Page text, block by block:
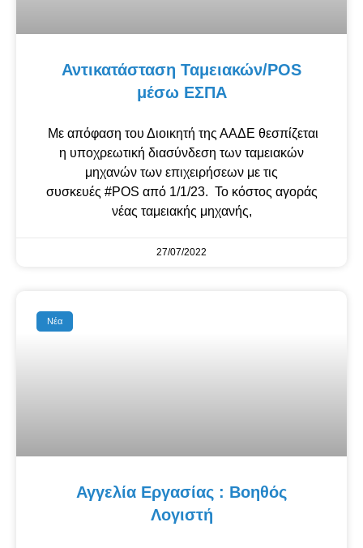
Αντικατάσταση Ταμειακών/POS
μέσω ΕΣΠΑ
Με απόφαση του Διοικητή της ΑΑΔΕ θεσπίζεται
η υποχρεωτική διασύνδεση των ταμειακών
μηχανών των επιχειρήσεων με τις
συσκευές #POS από 1/1/23. Το κόστος αγοράς
νέας ταμειακής μηχανής,
27/07/2022
Νέα
Αγγελία Εργασίας : Βοηθός
Λογιστή